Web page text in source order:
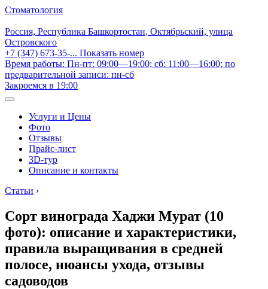
Стоматология
Россия, Республика Башкортостан, Октябрьский, улица
Островского
+7 (347) 673-35-... Показать номер
Время работы: Пн-пт: 09:00—19:00; сб: 11:00—16:00; по
предварительной записи: пн-сб
Закроемся в 19:00
Услуги и Цены
Фото
Отзывы
Прайс-лист
3D-тур
Описание и контакты
Статьи ›
Сорт винограда Хаджи Мурат (10
фото): описание и характеристики,
правила выращивания в средней
полосе, нюансы ухода, отзывы
садоводов